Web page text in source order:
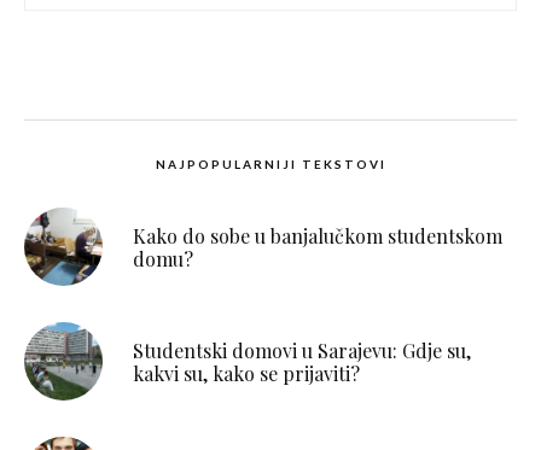
NAJPOPULARNIJI TEKSTOVI
Kako do sobe u banjalučkom studentskom
domu?
Studentski domovi u Sarajevu: Gdje su,
kakvi su, kako se prijaviti?